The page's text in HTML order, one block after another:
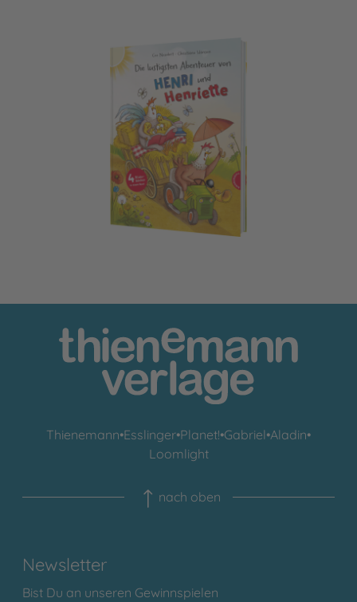
Henri und Henriette: Die lustigsten Abenteuer von Henri
Thienemann•Esslinger•Planet!•Gabriel•Aladin•
Loomlight
nach oben
Newsletter
Bist Du an unseren Gewinnspielen